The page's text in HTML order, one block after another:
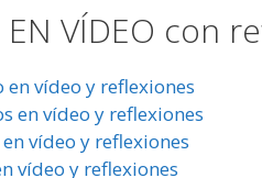
EN VÍDEO con
en vídeo y reflexiones
en vídeo y reflexiones
vídeo y reflexiones
vídeo y reflexiones